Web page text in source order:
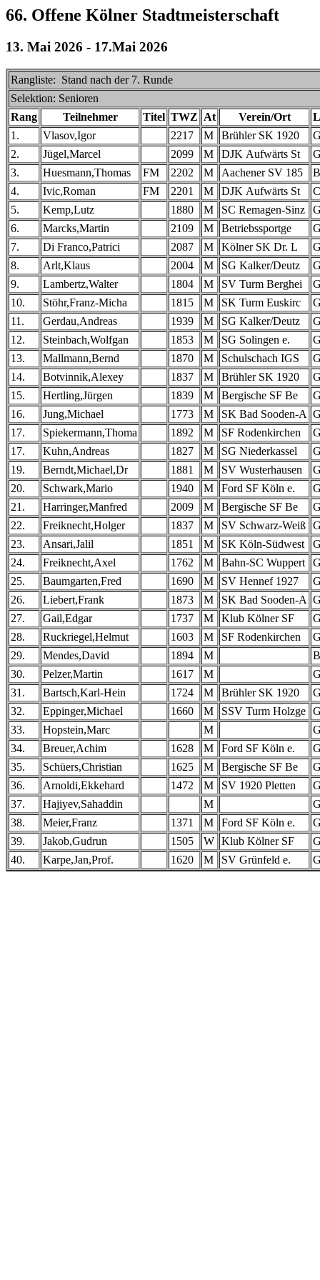
66. Offene Kölner Stadtmeisterschaft
13. Mai 2026 - 17.Mai 2026
Rangliste: Stand nach der 7. Runde
Selektion: Senioren
Rang
Teilnehmer Titel TWZ At Verein/Ort
1.
Vlasov,Igor 2217 M Brühler SK 1920
2.
Jügel,Marcel 2099 M DJK Aufwärts St
3.
Huesmann,Thomas FM 2202 M Aachener SV 185
4.
Ivic,Roman FM 2201 M DJK Aufwärts St
5.
Kemp,Lutz 1880 M SC Remagen-Sinz
6.
Marcks,Martin 2109 M Betriebssportge
7.
Di Franco,Patrici 2087 M Kölner SK Dr. L
8.
Arlt,Klaus 2004 M SG Kalker/Deutz
9.
Lambertz,Walter 1804 M SV Turm Berghei
10.
Stöhr,Franz-Micha 1815 M SK Turm Euskirc
11.
Gerdau,Andreas 1939 M SG Kalker/Deutz
12.
Steinbach,Wolfgan 1853 M SG Solingen e.
13.
Mallmann,Bernd 1870 M Schulschach IGS
14.
Botvinnik,Alexey 1837 M Brühler SK 1920
15.
Hertling,Jürgen 1839 M Bergische SF Be
16.
Jung,Michael 1773 M SK Bad Sooden-A
17.
Spiekermann,Thoma 1892 M SF Rodenkirchen
17.
Kuhn,Andreas 1827 M SG Niederkassel
19.
Berndt,Michael,Dr 1881 M SV Wusterhausen
20.
Schwark,Mario 1940 M Ford SF Köln e.
21.
Harringer,Manfred 2009 M Bergische SF Be
22.
Freiknecht,Holger 1837 M SV Schwarz-Weiß
23.
Ansari,Jalil 1851 M SK Köln-Südwest
24.
Freiknecht,Axel 1762 M Bahn-SC Wuppert
25.
Baumgarten,Fred 1690 M SV Hennef 1927
26.
Liebert,Frank 1873 M SK Bad Sooden-A
27.
Gail,Edgar 1737 M Klub Kölner SF
28.
Ruckriegel,Helmut 1603 M SF Rodenkirchen
29.
Mendes,David 1894 M
30.
Pelzer,Martin 1617 M
31.
Bartsch,Karl-Hein 1724 M Brühler SK 1920
32.
Eppinger,Michael 1660 M SSV Turm Holzge
33.
Hopstein,Marc M
34.
Breuer,Achim 1628 M Ford SF Köln e.
35.
Schüers,Christian 1625 M Bergische SF Be
36.
Arnoldi,Ekkehard 1472 M SV 1920 Pletten
37.
Hajiyev,Sahaddin M
38.
Meier,Franz 1371 M Ford SF Köln e.
39.
Jakob,Gudrun 1505 W Klub Kölner SF
40.
Karpe,Jan,Prof. 1620 M SV Grünfeld e.